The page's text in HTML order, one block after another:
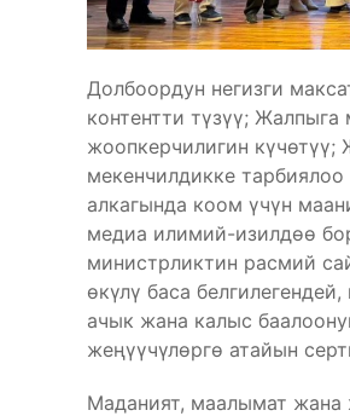
Долбоордун негизги
контентти түзүү;
жоопкерчилигин
мекенчилдикке
алкагында коом үчүн
медиа илимий-изилдөө
министрликтин расмий
өкүлү баса
ачык жана калыс
жеңүүчүлөргө атайын
Маданият, маалымат жана